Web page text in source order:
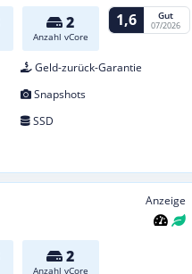
2
Anzahl vCore
1,6 Gut
07/2026
Geld-zurück-Garantie
Snapshots
SSD
Anzeige
2
Anzahl vCore